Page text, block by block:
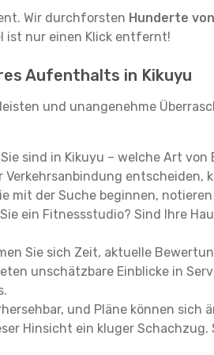
Wir durchforsten Hunderte
ist nur einen Klick entfernt!
Aufenthalts in Kikuyu
und unangenehme
sind in Kikuyu – welche Art
entscheiden,
mit der Suche beginnen,
ein Fitnessstudio? Sind Ihre
Sie sich Zeit, aktuelle
unschätzbare Einblicke in
und Pläne können sich
Hinsicht ein kluger